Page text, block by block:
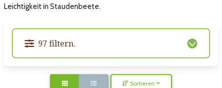
Leichtigkeit in Staudenbeete.
97 filtern.
Sortieren